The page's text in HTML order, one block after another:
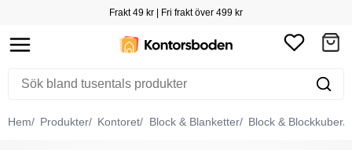
Frakt 49 kr | Fri frakt över 499 kr
Hem Produkter Kontoret Block & Blanketter Block & Blockkuber